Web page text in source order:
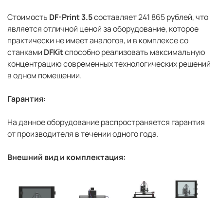
Стоимость DF-Print 3.5составляет 241 865 рублей, что
является отличной ценой за оборудование, которое
практически не имеет аналогов, и в комплексе со
станками DFKitспособно реализовать максимальную
концентрацию современных технологических решений
в одном помещении.
Гарантия:
На данное оборудование распространяется гарантия
от производителя в течении одного года.
Внешний вид и комплектация: